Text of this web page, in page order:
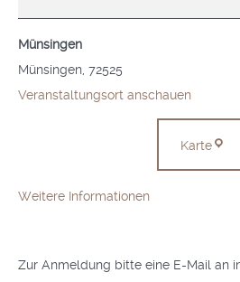
Modul
KWF
A1)
Münsingen
Münsingen 72525
Veranstaltungsort anschauen
Karte
Weitere Informationen
Zur Anmeldung bitte eine E-Mail an